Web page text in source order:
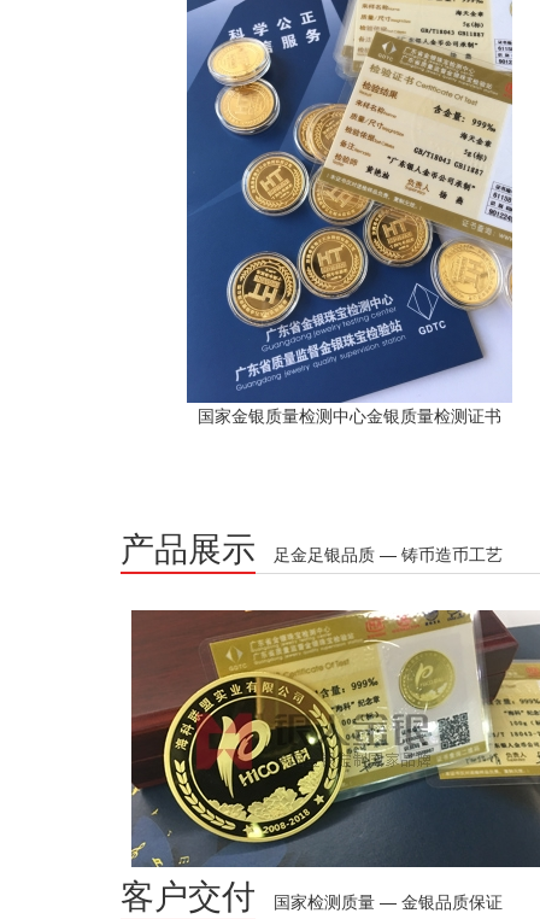
国家金银质量检测中心金银质量检测证书
产品展示 足金足银品质 — 铸币造币工艺
客户交付 国家检测质量 — 金银品质保证